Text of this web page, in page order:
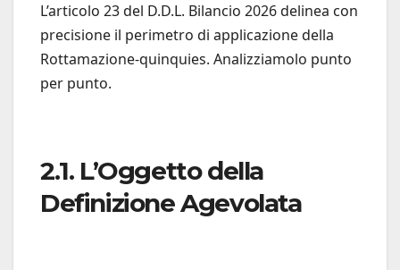
L’articolo 23 del D.D.L. Bilancio 2026 delinea con
precisione il perimetro di applicazione della
Rottamazione-quinquies. Analizziamolo punto
per punto.
2.1. L’Oggetto della
Definizione Agevolata